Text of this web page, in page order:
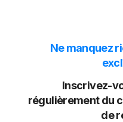
Ne manquez
Inscrivez-
régulièrement du
de